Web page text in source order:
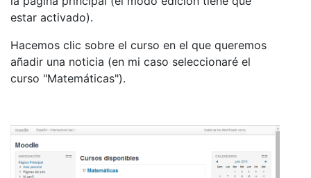
estar activado).
Hacemos clic sobre el curso en el que queremos
añadir una noticia (en mi caso seleccionaré el
curso "Matemáticas").